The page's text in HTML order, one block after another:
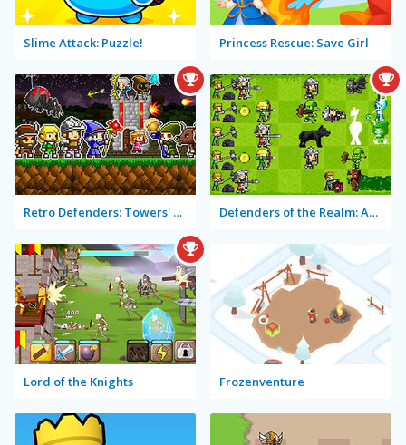
Slime Attack: Puzzle! Princess Rescue: Save Girl
Retro Defenders: Towers' War Defenders of the Realm: An Epic War!
Lord of the Knights Frozenventure